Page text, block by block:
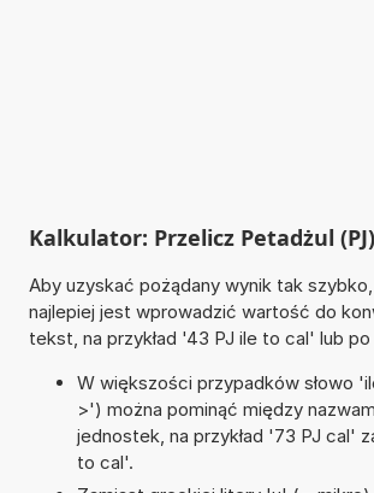
Kalkulator: Przelicz Petadżul (PJ)
Aby uzyskać pożądany wynik tak
najlepiej jest wprowadzić wartość do
tekst, na przykład '43 PJ ile to cal' lub
W większości przypadków słowo
>') można pominąć między
jednostek, na przykład '73 PJ cal'
to cal'.